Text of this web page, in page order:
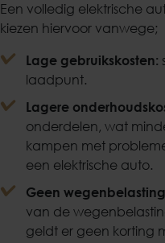
Een volledig elektrische
kiezen hiervoor vanwege;
Lage gebruikskosten:
laadpunt.
Lagere
onderdelen, wat
kampen met
een elektrische auto.
Geen
van de
geldt er geen korting